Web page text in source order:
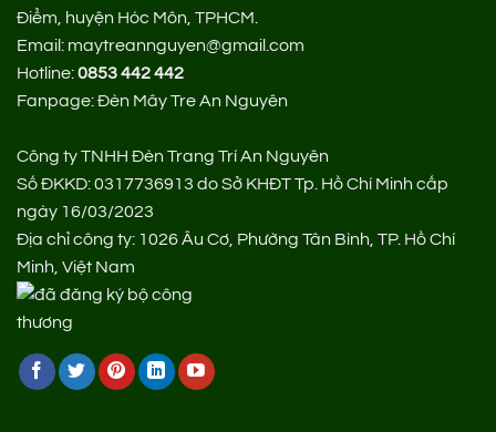
Điểm, huyện Hóc Môn, TPHCM.
Email: maytreannguyen@gmail.com
Hotline:0853 442 442
Fanpage:Đèn Mây Tre An Nguyên
Công ty TNHH Đèn Trang Trí An Nguyên
Số ĐKKD: 0317736913 do Sở KHĐT Tp. Hồ Chí Minh cấp
ngày 16/03/2023
Địa chỉ công ty: 1026 Âu Cơ, Phường Tân Bình, TP. Hồ Chí
Minh, Việt Nam